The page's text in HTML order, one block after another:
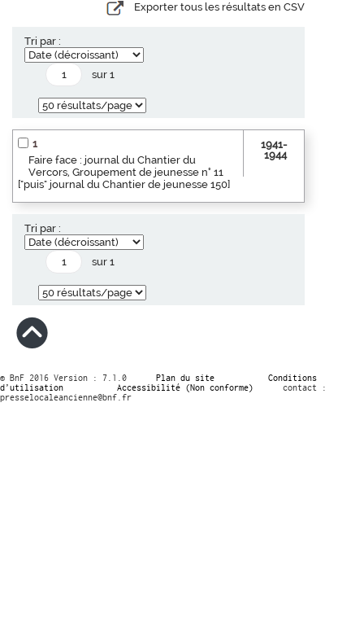
Exporter tous les résultats en CSV
Tri par :
sur 1
1
Faire face : journal du Chantier du
Vercors, Groupement de jeunesse n° 11
["puis" journal du Chantier de jeunesse 150]
1941-
1944
Tri par :
sur 1
© BnF 2016 Version : 7.1.0 Plan du site
Conditions
d’utilisation
Accessibilité (Non conforme)
contact :
presselocaleancienne@bnf.fr